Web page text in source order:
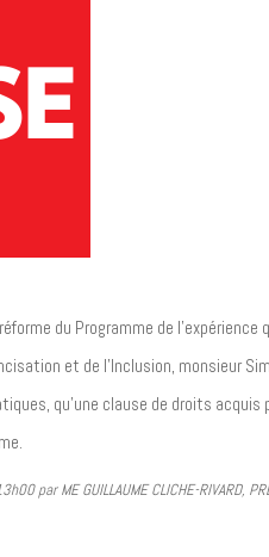
du Programme de
et de l’Inclusion, monsieur
qu’une clause de droits
parME GUILLAUME CLICHE-RIVARD,